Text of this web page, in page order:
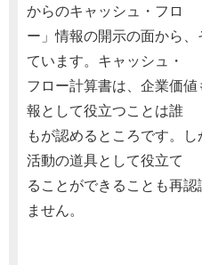
からのキャッシュ・フロ
ー」情報の開示の面から
ています。キャッシュ・
フロー計算書は、企業価値
報として役立つことは誰
もが認めるところです。
活動の道具として役立て
ることができることも再
ません。